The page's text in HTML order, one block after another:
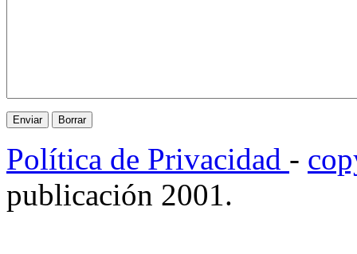
Política de Privacidad -
publicación 2001.